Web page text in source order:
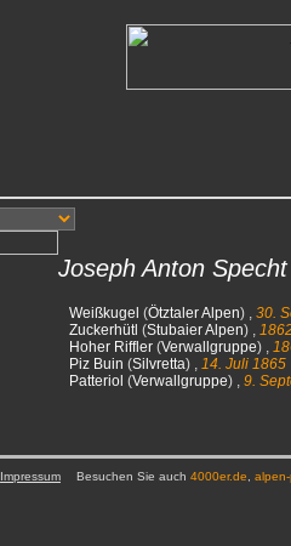
Joseph Anton Specht
Weißkugel (Ötztaler Alpen) , 30.
Zuckerhütl (Stubaier Alpen) ,
Hoher Riffler (Verwallgruppe) ,
Piz Buin (Silvretta) , 14. Juli 1865
Patteriol (Verwallgruppe) , 9.
Impressum Besuchen Sie auch 4000er.de